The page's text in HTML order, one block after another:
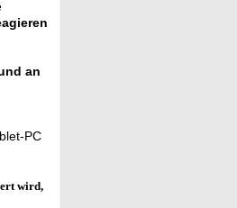
an
PC
wird,